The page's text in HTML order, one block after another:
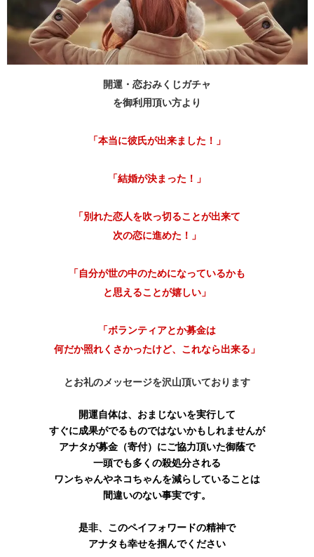
開運・恋おみくじガチャ
を御利用頂い方より
「本当に彼氏が出来ました！」
「結婚が決まった！」
「別れた恋人を吹っ切ることが出来て
次の恋に進めた！」
「自分が世の中のためになっているかも
と思えることが嬉しい」
「ボランティアとか募金は
何だか照れくさかったけど、これなら出来る」
とお礼のメッセージを沢山頂いております
開運自体は、おまじないを実行して
すぐに成果がでるものではないかもしれませんが
アナタが募金（寄付）にご協力頂いた御蔭で
一頭でも多くの殺処分される
ワンちゃんやネコちゃんを減らしていることは
間違いのない事実です。
是非、このペイフォワードの精神で
アナタも幸せを掴んでください